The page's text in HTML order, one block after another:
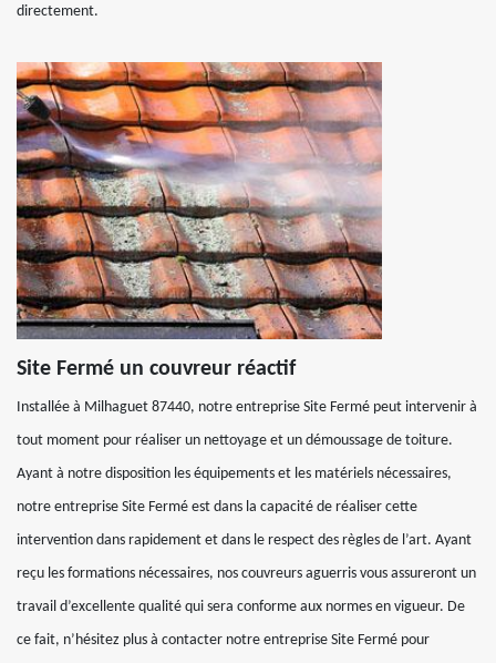
directement.
Site Fermé un couvreur réactif
Installée à Milhaguet 87440, notre entreprise Site Fermé peut intervenir à
tout moment pour réaliser un nettoyage et un démoussage de toiture.
Ayant à notre disposition les équipements et les matériels nécessaires,
notre entreprise Site Fermé est dans la capacité de réaliser cette
intervention dans rapidement et dans le respect des règles de l’art. Ayant
reçu les formations nécessaires, nos couvreurs aguerris vous assureront un
travail d’excellente qualité qui sera conforme aux normes en vigueur. De
ce fait, n’hésitez plus à contacter notre entreprise Site Fermé pour